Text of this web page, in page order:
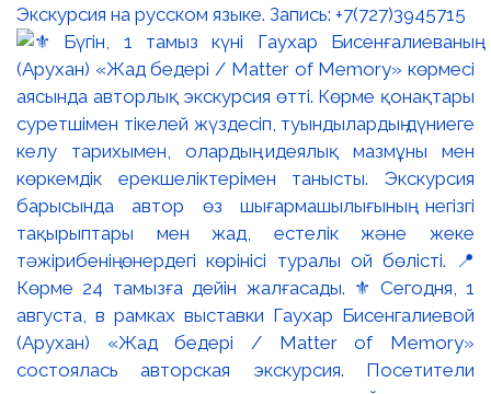
Экскурсия на русском языке. Запись: +7(727)3945715